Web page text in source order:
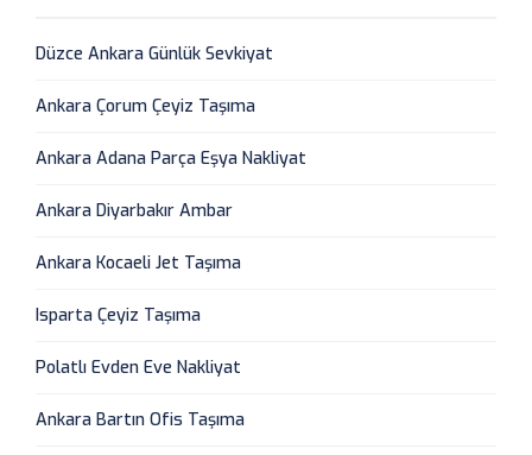
Düzce Ankara Günlük Sevkiyat
Ankara Çorum Çeyiz Taşıma
Ankara Adana Parça Eşya Nakliyat
Ankara Diyarbakır Ambar
Ankara Kocaeli Jet Taşıma
Isparta Çeyiz Taşıma
Polatlı Evden Eve Nakliyat
Ankara Bartın Ofis Taşıma